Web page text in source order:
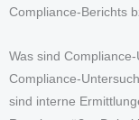
Compliance-Berichts
Was sind
Compliance-
sind interne